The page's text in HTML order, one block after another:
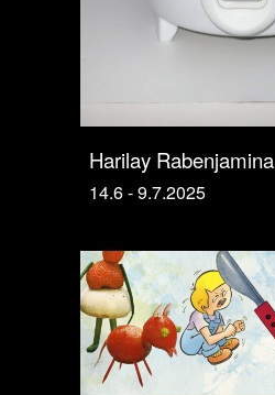
Harilay Rabenjamina
14.6 - 9.7.2025